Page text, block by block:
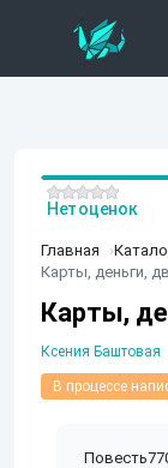
Главная
Карты, деньги,
Карты,
Ксения Баштовая
В процессе
Повесть
Нет оценок